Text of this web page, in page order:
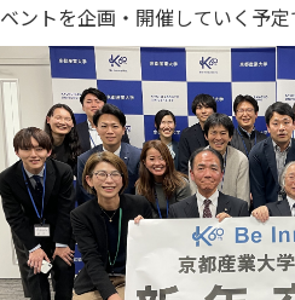
ベントを企画・開催していく予定